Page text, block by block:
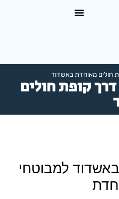
חולים מאוחדת באשדוד
דרך קופת חולים
באשדוד למבוטחי